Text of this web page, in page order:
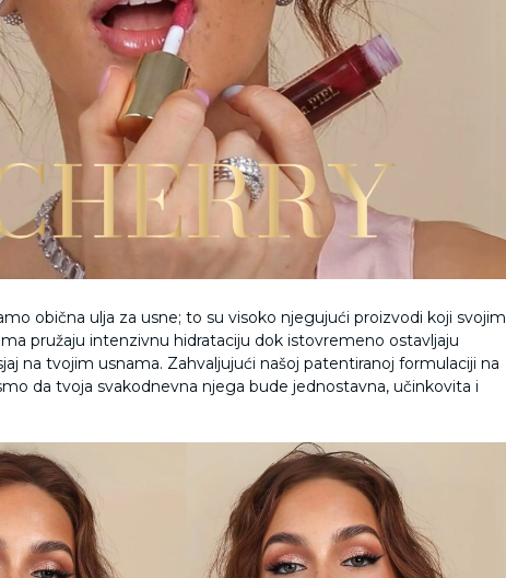
obična ulja za usne; to su visoko njegujući proizvodi koji svojim
pružaju intenzivnu hidrataciju dok istovremeno ostavljaju
na tvojim usnama. Zahvaljujući našoj patentiranoj formulaciji na
da tvoja svakodnevna njega bude jednostavna, učinkovita i